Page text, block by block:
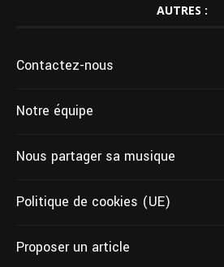
AUTRES :
Contactez-nous
Notre équipe
Nous partager sa musique
Politique de cookies (UE)
Proposer un article